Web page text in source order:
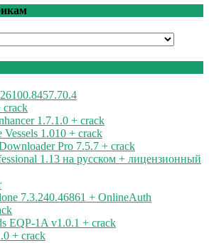
crack
1.7.1.0 + crack
Vessels 1.010 + crack
Pro 7.5.7 + crack
1.13 на русском + лицензионный
7.3.240.46861 + OnlineAuth
EQP-1A v1.0.1 + crack
+ crack